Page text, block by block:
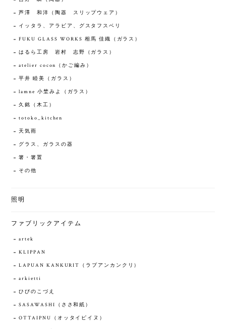
芦澤 和洋（陶器 スリップウェア）
イッタラ、アラビア、グスタフスベリ
FUKU GLASS WORKS 相馬 佳織（ガラス）
はるら工房 岩村 志野（ガラス）
atelier cocon（かご編み）
平井 睦美（ガラス）
lamne 小埜みよ（ガラス）
久銘（木工）
totoko_kitchen
天気雨
グラス、ガラスの器
箸・箸置
その他
照明
ファブリックアイテム
artek
KLIPPAN
LAPUAN KANKURIT（ラプアンカンクリ）
arkietti
ひびのこづえ
SASAWASHI（ささ和紙）
OTTAIPNU（オッタイピイヌ）